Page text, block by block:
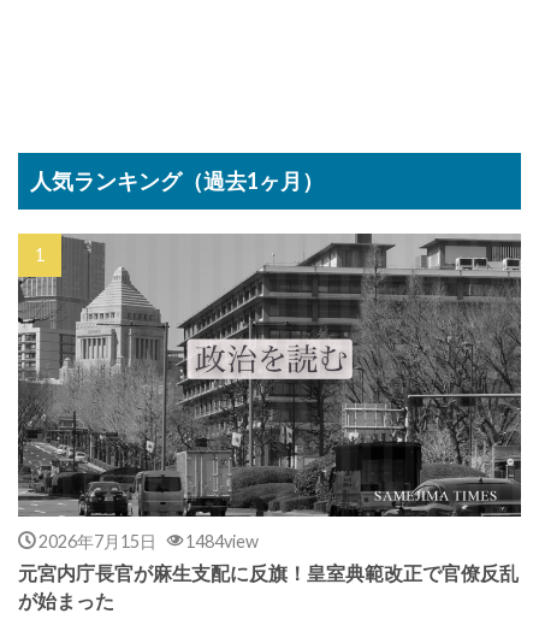
人気ランキング（過去1ヶ月）
2026年7月15日 1484view
元宮内庁長官が麻生支配に反旗！皇室典範改正で官僚反乱
が始まった